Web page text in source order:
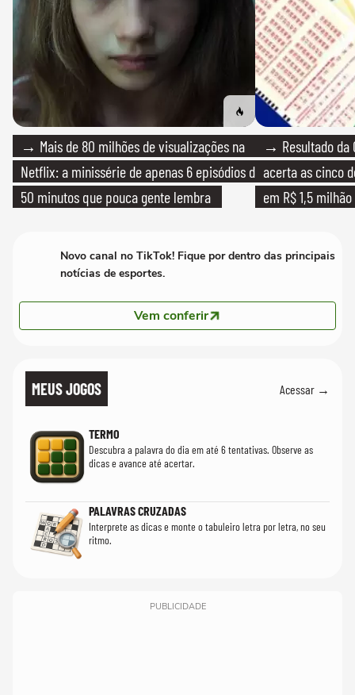
→ Mais de 80 milhões de visualizações na
Netflix: a minissérie de apenas 6 episódios de
50 minutos que pouca gente lembra
→ Resultado da
acerta as cinco
em R$ 1,5 milhão
Novo canal no TikTok! Fique por dentro das principais
notícias de esportes.
Vem conferir
MEUS JOGOS Acessar →
TERMO
Descubra a palavra do dia em até 6 tentativas. Observe as
dicas e avance até acertar.
PALAVRAS CRUZADAS
Interprete as dicas e monte o tabuleiro letra por letra, no seu
ritmo.
PUBLICIDADE